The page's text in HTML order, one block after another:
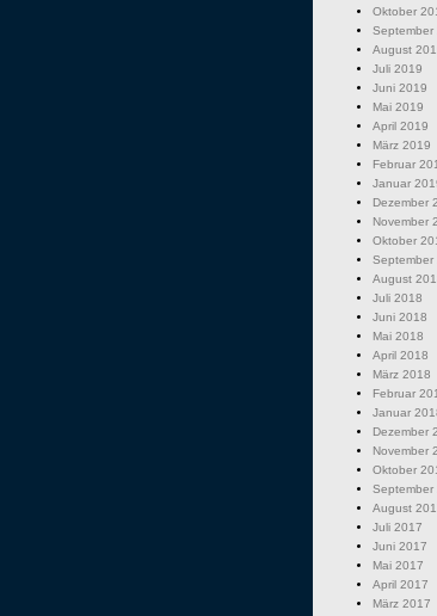
Oktober
September
August
Juli 2019
Juni 2019
Mai 2019
April 2019
März 2019
Februar
Januar
Dezember
November
Oktober
September
August
Juli 2018
Juni 2018
Mai 2018
April 2018
März 2018
Februar
Januar
Dezember
November
Oktober
September
August
Juli 2017
Juni 2017
Mai 2017
April 2017
März 2017